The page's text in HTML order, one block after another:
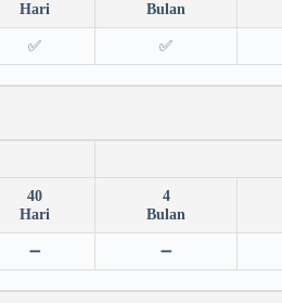
Hari
Bulan
✅ ✅
40
Hari
4
Bulan
➖ ➖